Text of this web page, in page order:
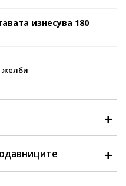
изнесува 180
желби